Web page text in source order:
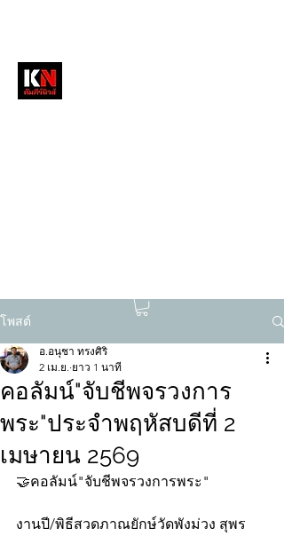
โพสต์
คอลัมน์"จับชีพจรวงการ
พระ"ประจำพฤหัสบดีที่ 2
เมษายน 2569
อ.อนุชา ทรงศิริ
2 เม.ย. ยาว 1 นาที
🤝คอลัมน์"จับชีพจรวงการพระ"
งานปี/พิธีสวดภาณยักษ์วัดพังม่วง สุพร